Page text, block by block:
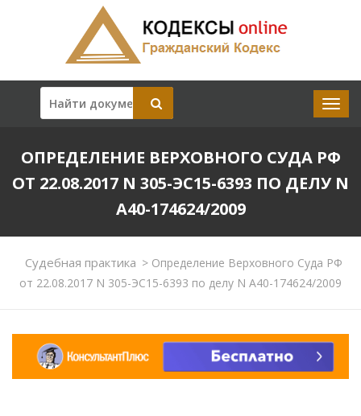
ОПРЕДЕЛЕНИЕ ВЕРХОВНОГО СУДА РФ
ОТ 22.08.2017 N 305-ЭС15-6393 ПО ДЕЛУ N
А40-174624/2009
Судебная практика >Определение Верховного Суда РФ
от 22.08.2017 N 305-ЭС15-6393 по делу N А40-174624/2009